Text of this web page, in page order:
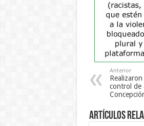
Anterior
control de
Artículos